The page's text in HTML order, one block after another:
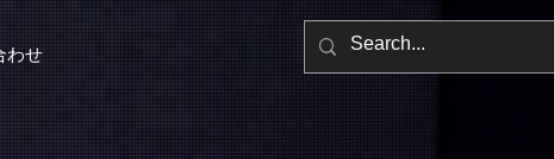
わせ